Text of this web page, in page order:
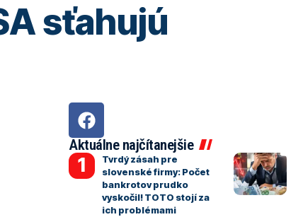
sťahujú
Aktuálne najčítanejšie
Tvrdý zásah pre
slovenské firmy: Počet
bankrotov prudko
vyskočil! TOTO stojí za
ich problémami